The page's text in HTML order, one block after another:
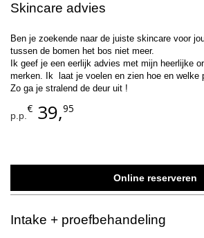
Skincare advies
Ben je zoekende naar de juiste skincare voor
tussen de bomen het bos niet meer.
Ik geef je een eerlijk advies met mijn heerlijke
merken. Ik laat je voelen en zien hoe en welke
Zo ga je stralend de deur uit !
p.p.
€ 39,95
Online reserveren
Intake + proefbehandeling